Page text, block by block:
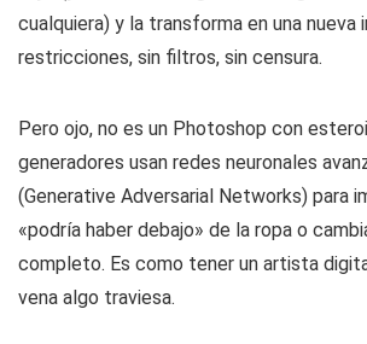
cualquiera) y la transforma en una nueva
restricciones, sin filtros, sin censura.
Pero ojo, no es un Photoshop con
generadores usan redes neuronales
(Generative Adversarial Networks) para
«podría haber debajo» de la ropa o
completo. Es como tener un artista
vena algo traviesa.